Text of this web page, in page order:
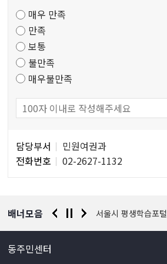
도
조
사
매우 만족
만족
보통
불만족
매우불만족
당
자
담당부서
민원여권과
전화번호
02-2627-1132
배너모음
찰청 유실물 통합포털 서울시 평생학습포털
동주민센터